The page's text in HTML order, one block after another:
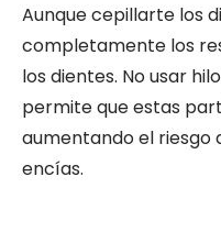
Aunque cepillarte los
completamente los
los dientes. No usar
permite que estas
aumentando el riesgo
encías.